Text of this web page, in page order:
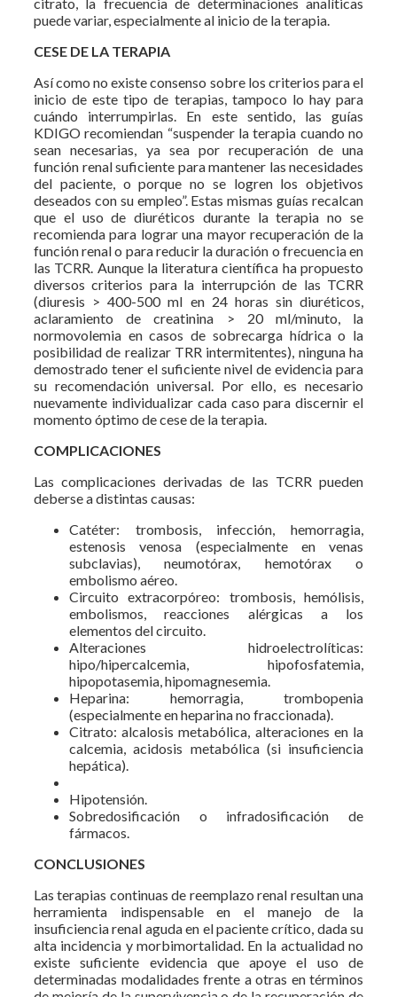
puede variar, especialmente al inicio de la terapia.
CESE DE LA TERAPIA
Así como no existe consenso sobre los criterios para el
inicio de este tipo de terapias, tampoco lo hay para
cuándo interrumpirlas. En este sentido, las guías
KDIGO recomiendan “suspender la terapia cuando no
sean necesarias, ya sea por recuperación de una
función renal suficiente para mantener las necesidades
del paciente, o porque no se logren los objetivos
deseados con su empleo”. Estas mismas guías recalcan
que el uso de diuréticos durante la terapia no se
recomienda para lograr una mayor recuperación de la
función renal o para reducir la duración o frecuencia en
las TCRR. Aunque la literatura científica ha propuesto
diversos criterios para la interrupción de las TCRR
(diuresis > 400-500 ml en 24 horas sin diuréticos,
aclaramiento de creatinina > 20 ml/minuto, la
normovolemia en casos de sobrecarga hídrica o la
posibilidad de realizar TRR intermitentes), ninguna ha
demostrado tener el suficiente nivel de evidencia para
su recomendación universal. Por ello, es necesario
nuevamente individualizar cada caso para discernir el
momento óptimo de cese de la terapia.
COMPLICACIONES
Las complicaciones derivadas de las TCRR pueden
deberse a distintas causas:
Catéter: trombosis, infección, hemorragia,
estenosis venosa (especialmente en venas
subclavias), neumotórax, hemotórax o
embolismo aéreo.
Circuito extracorpóreo: trombosis, hemólisis,
embolismos, reacciones alérgicas a los
elementos del circuito.
Alteraciones hidroelectrolíticas:
hipo/hipercalcemia, hipofosfatemia,
hipopotasemia, hipomagnesemia.
Heparina: hemorragia, trombopenia
(especialmente en heparina no fraccionada).
Citrato: alcalosis metabólica, alteraciones en la
calcemia, acidosis metabólica (si insuficiencia
hepática).
Hipotensión.
Sobredosificación o infradosificación de
fármacos.
CONCLUSIONES
Las terapias continuas de reemplazo renal resultan una
herramienta indispensable en el manejo de la
insuficiencia renal aguda en el paciente crítico, dada su
alta incidencia y morbimortalidad. En la actualidad no
existe suficiente evidencia que apoye el uso de
determinadas modalidades frente a otras en términos